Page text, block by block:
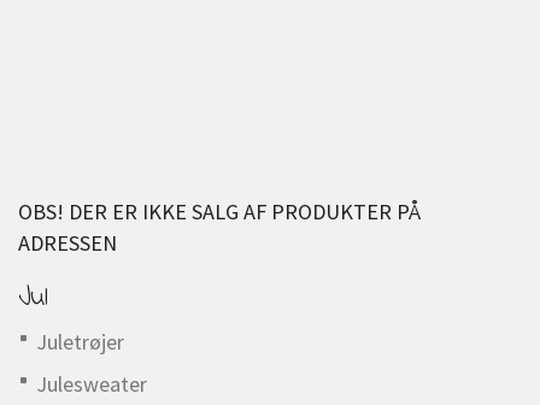
OBS! DER ER IKKE SALG AF PRODUKTER PÅ
ADRESSEN
Jul
Juletrøjer
Julesweater